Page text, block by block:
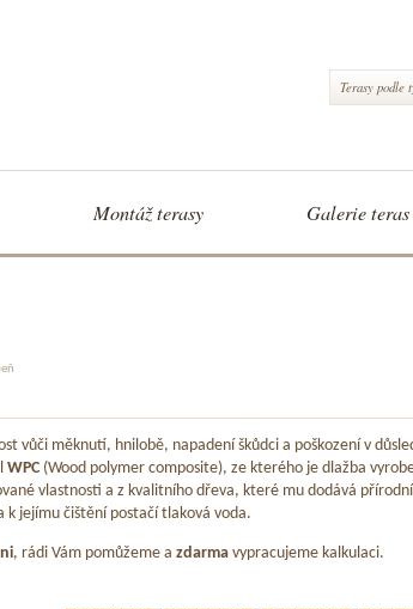
Terasy podle
Montáž terasy Galerie teras
vůči měknutí, hnilobě, napadení škůdci a poškození v
WPC (Wood polymer composite), ze kterého je dlažba
vlastnosti a z kvalitního dřeva, které mu dodává přírodní
k jejímu čištění postačí tlaková voda.
, rádi Vám pomůžeme a zdarma vypracujeme kalkulaci.